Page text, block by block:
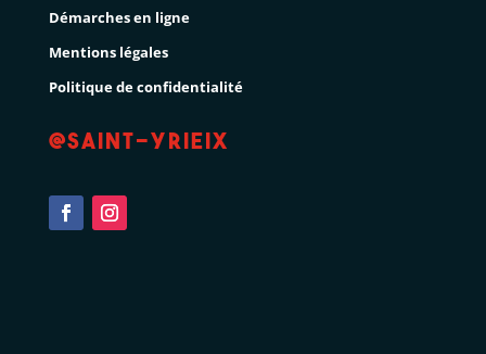
Démarches en ligne
Mentions légales
Politique de confidentialité
@Saint-Yrieix